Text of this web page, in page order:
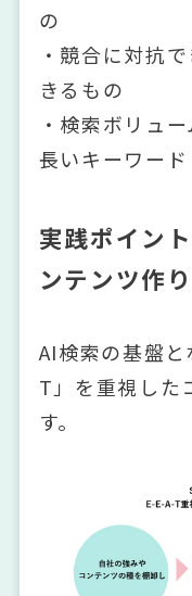
の
・競合に対抗
きるもの
・検索ボリュ
長いキーワード
実践ポイン
ンテンツ作り
AI検索の基盤
T」を重視した
す。